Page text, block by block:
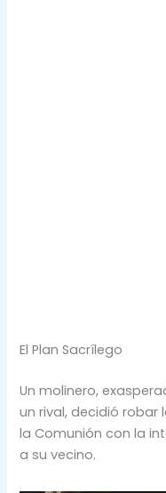
El Plan Sacrílego
Un molinero,
un rival, decidió robar
la Comunión con la
a su vecino.